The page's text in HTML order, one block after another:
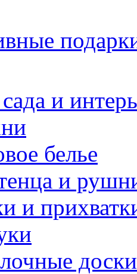
и
белье
и
и
доски